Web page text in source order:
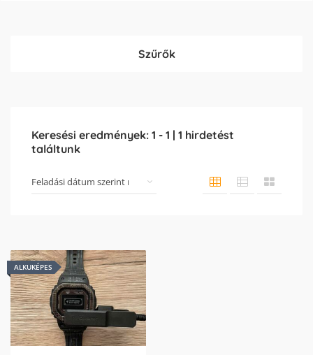
Szűrők
Keresési eredmények: 1 - 1 | 1 hirdetést
találtunk
ALKUKÉPES